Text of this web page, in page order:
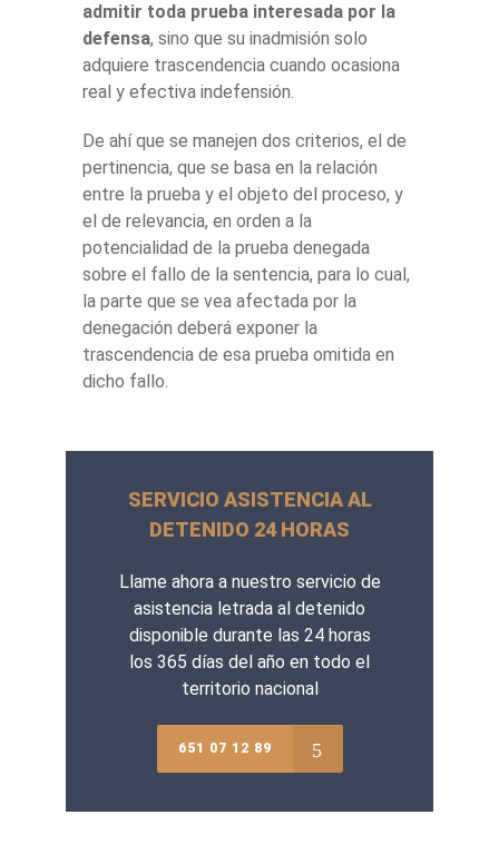
admitir toda prueba interesada por la
defensa, sino que su inadmisión solo
adquiere trascendencia cuando ocasiona
real y efectiva indefensión.
De ahí que se manejen dos criterios, el de
pertinencia, que se basa en la relación
entre la prueba y el objeto del proceso, y
el de relevancia, en orden a la
potencialidad de la prueba denegada
sobre el fallo de la sentencia, para lo cual,
la parte que se vea afectada por la
denegación deberá exponer la
trascendencia de esa prueba omitida en
dicho fallo.
SERVICIO ASISTENCIA AL
DETENIDO 24 HORAS
Llame ahora a nuestro servicio de
asistencia letrada al detenido
disponible durante las 24 horas
los 365 días del año en todo el
territorio nacional
651 07 12 89